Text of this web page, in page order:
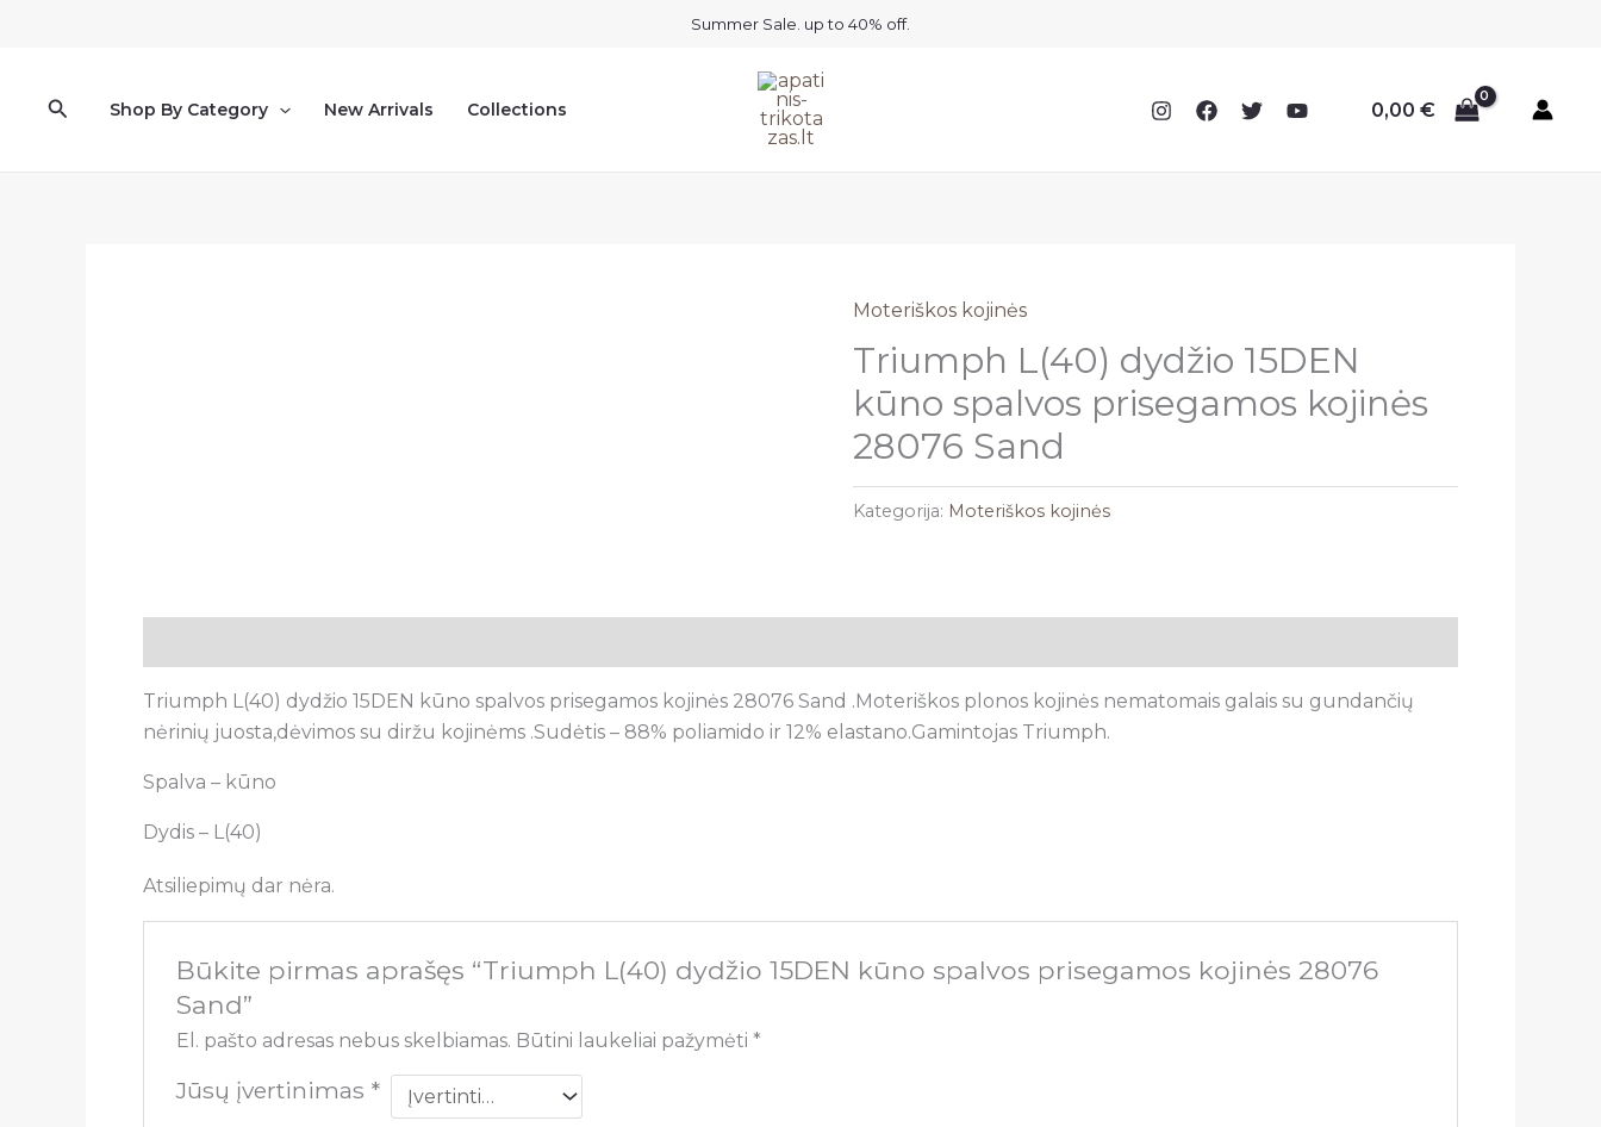
Summer Sale. up to 40% off.
PaieškaShop By Category New Arrivals Collections 0,00 €
Moteriškos kojinės
Triumph L(40) dydžio 15DEN
kūno spalvos prisegamos kojinės
28076 Sand
Kategorija: Moteriškos kojinės
Triumph L(40) dydžio 15DEN kūno spalvos prisegamos kojinės 28076 Sand .Moteriškos plonos kojinės nematomais galais su gundančių
nėrinių juosta,dėvimos su diržu kojinėms .Sudėtis – 88% poliamido ir 12% elastano.Gamintojas Triumph.
Spalva – kūno
Dydis – L(40)
Atsiliepimų dar nėra.
Būkite pirmas aprašęs “Triumph L(40) dydžio 15DEN kūno spalvos prisegamos kojinės 28076
Sand”
El. pašto adresas nebus skelbiamas. Būtini laukeliai pažymėti *
Jūsų įvertinimas *